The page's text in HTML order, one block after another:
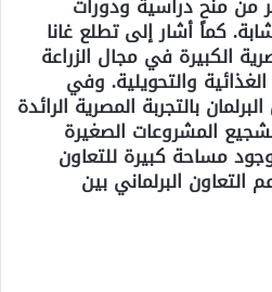
كما أشار إلى تطلع غانا
الكبيرة في مجال الزراعة
والتحويلية. وفي
بالتجربة المصرية الرائدة
المشروعات الصغيرة
مساحة كبيرة للتعاون
التعاون البرلماني بين